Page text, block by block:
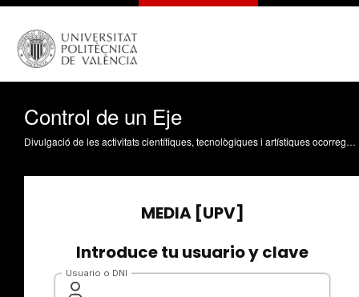
Control de un Eje
Divulgació de les activitats científiques, tecnològiques i artístiques ocorregudes en els tres campus de la UPV